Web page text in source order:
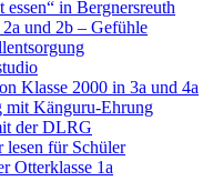
essen“ in Bergnersreuth
und 2b – Gefühle
Klasse 2000 in 3a und 4a
mit Känguru-Ehrung
der DLRG
lesen für Schüler
Otterklasse 1a